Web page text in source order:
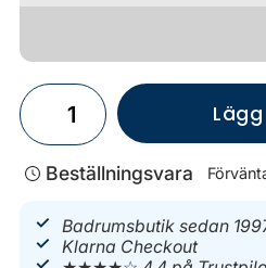
Beställningsvara
Badrumsbutik sedan
Klarna Checkout